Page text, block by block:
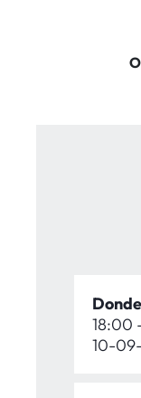
18:00
10-